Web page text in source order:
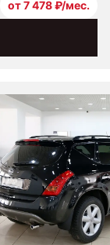
от 7 478 ₽/мес.